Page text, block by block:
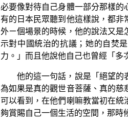
必要像對待自己身體一部分那樣
有的日本民眾聽到他這樣說，都
外ㄧ個場景的時候，他的說法又
示對中國統治的抗議；她的自焚
力。」而且他說他自己也曾經「多
他的這一句話，說是「絕望的
為如果是真的觀世音菩薩、真的
可以看到，在他們喇嘛教當初在
夠賞賜自己一個生活的空間，那時